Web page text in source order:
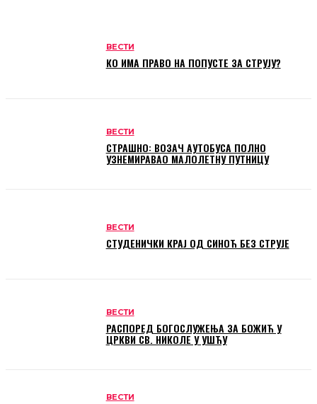
ВЕСТИ
КО ИМА ПРАВО НА ПОПУСТЕ ЗА СТРУЈУ?
ВЕСТИ
СТРАШНО: ВОЗАЧ АУТОБУСА ПОЛНО
УЗНЕМИРАВАО МАЛОЛЕТНУ ПУТНИЦУ
ВЕСТИ
СТУДЕНИЧКИ КРАЈ ОД СИНОЋ БЕЗ СТРУЈЕ
ВЕСТИ
РАСПОРЕД БОГОСЛУЖЕЊА ЗА БОЖИЋ У
ЦРКВИ СВ. НИКОЛЕ У УШЋУ
ВЕСТИ